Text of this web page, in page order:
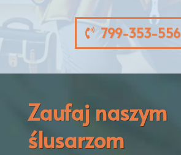
799-353-556
Zaufaj naszym
ślusarzom